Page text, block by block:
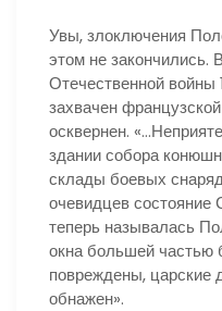
Увы, злоключения
этом не закончились.
Отечественной войны
захвачен
осквернен.
здании собора
склады боевых
очевидцев состояние
теперь называлась
окна большей частью
повреждены, царские
обнажен».